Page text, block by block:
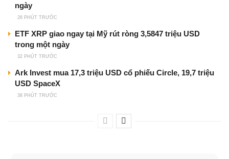
ngày
26 PHÚT TRƯỚC
ETF XRP giao ngay tại Mỹ rút ròng 3,5847 triệu USD
trong một ngày
32 PHÚT TRƯỚC
Ark Invest mua 17,3 triệu USD cổ phiếu Circle, 19,7 triệu
USD SpaceX
38 PHÚT TRƯỚC